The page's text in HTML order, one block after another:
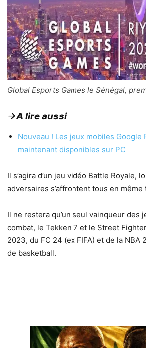
Global Esports Games le Sénégal,
→A lire aussi
Nouveau ! Les jeux mobiles Google
maintenant disponibles sur PC
Il s’agira d’un jeu vidéo Battle Royale,
adversaires s’affrontent tous en même
Il ne restera qu’un seul vainqueur des
combat, le Tekken 7 et le Street
2023, du FC 24 (ex FIFA) et de la NBA
de basketball.